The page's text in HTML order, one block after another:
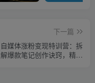
下一篇
自媒体涨粉变现特训营：拆
解爆款笔记创作诀窍，精通